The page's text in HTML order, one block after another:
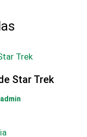
Star Trek
admin